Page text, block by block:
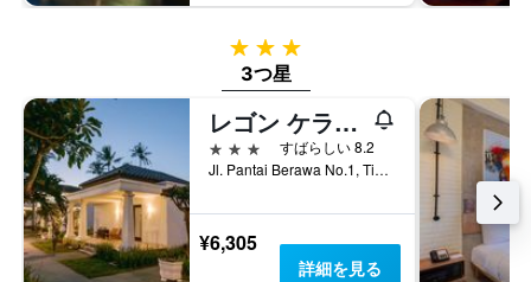
3つ星
3つ星
レゴン ケラトン ビーチ ホテル
3つ星
すばらしい 8.2
Jl. Pantai Berawa No.1, Tibubeneng, Kec. Kuta Utara, ケロボカン, インドネシア
¥6,305
詳細を見る